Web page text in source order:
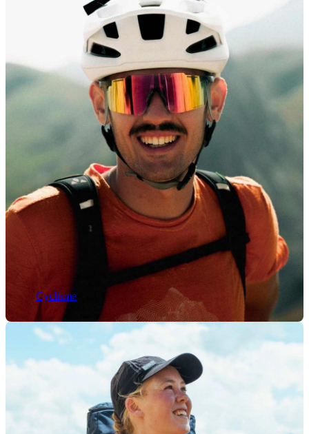
Cyclisme